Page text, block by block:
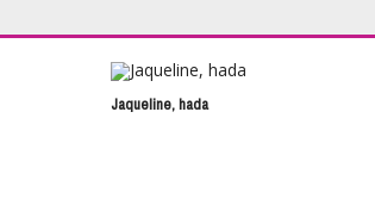
Jaqueline, hada